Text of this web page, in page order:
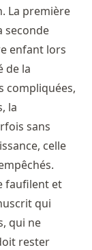
La première
seconde
enfant lors
de la
compliquées,
la
sans
celle
faufilent et
qui
qui ne
rester